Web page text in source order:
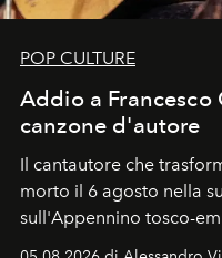
POP CULTURE
Addio a
canzone d'autore
Il cantautore che
morto il 6 agosto nella
sull'Appennino tosco-